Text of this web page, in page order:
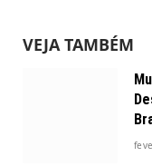
VEJA TAMBÉM